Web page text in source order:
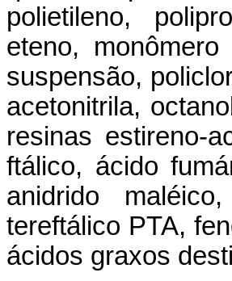
polietileno,
eteno,
suspensão,
acetonitrila,
resinas estireno-
ftálico, ácido
anidrido
tereftálico PTA,
ácidos graxos